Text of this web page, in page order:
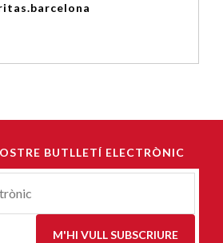
BUTLLETÍ ELECTRÒNIC
M'HI VULL SUBSCRIURE